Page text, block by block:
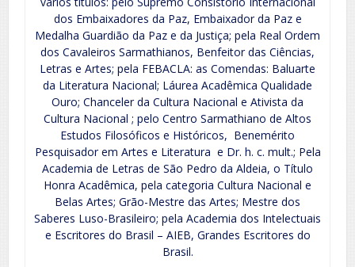
dos Embaixadores da Paz, Embaixador da Paz e
Medalha Guardião da Paz e da Justiça; pela Real Ordem
dos Cavaleiros Sarmathianos, Benfeitor das Ciências,
Letras e Artes; pela FEBACLA: as Comendas: Baluarte
da Literatura Nacional; Láurea Acadêmica Qualidade
Ouro; Chanceler da Cultura Nacional e Ativista da
Cultura Nacional ; pelo Centro Sarmathiano de Altos
Estudos Filosóficos e Históricos, Benemérito
Pesquisador em Artes e Literatura e Dr. h. c. mult.; Pela
Academia de Letras de São Pedro da Aldeia, o Título
Honra Acadêmica, pela categoria Cultura Nacional e
Belas Artes; Grão-Mestre das Artes; Mestre dos
Saberes Luso-Brasileiro; pela Academia dos Intelectuais
e Escritores do Brasil – AIEB, Grandes Escritores do
Brasil.